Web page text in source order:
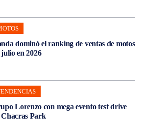
dominó el ranking de ventas de motos
julio en 2026
Lorenzo con mega evento test drive
Chacras Park